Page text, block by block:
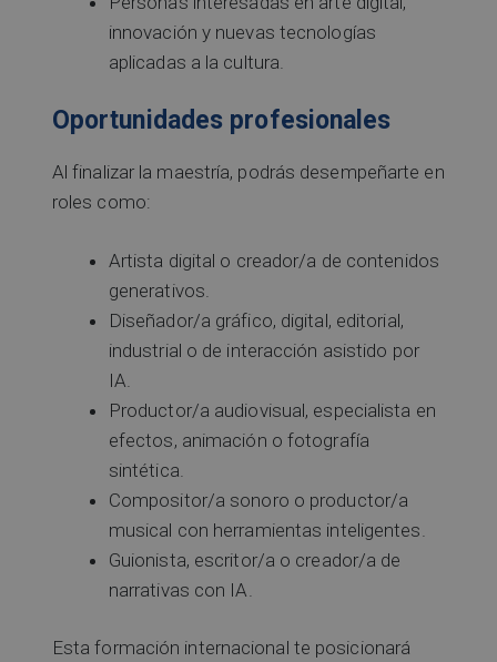
innovación y nuevas tecnologías
aplicadas a la cultura.
Oportunidades profesionales
Al finalizar la maestría, podrás desempeñarte en
roles como:
Artista digital o creador/a de contenidos
generativos.
Diseñador/a gráfico, digital, editorial,
industrial o de interacción asistido por
IA.
Productor/a audiovisual, especialista en
efectos, animación o fotografía
sintética.
Compositor/a sonoro o productor/a
musical con herramientas inteligentes.
Guionista, escritor/a o creador/a de
narrativas con IA.
Esta formación internacional te posicionará